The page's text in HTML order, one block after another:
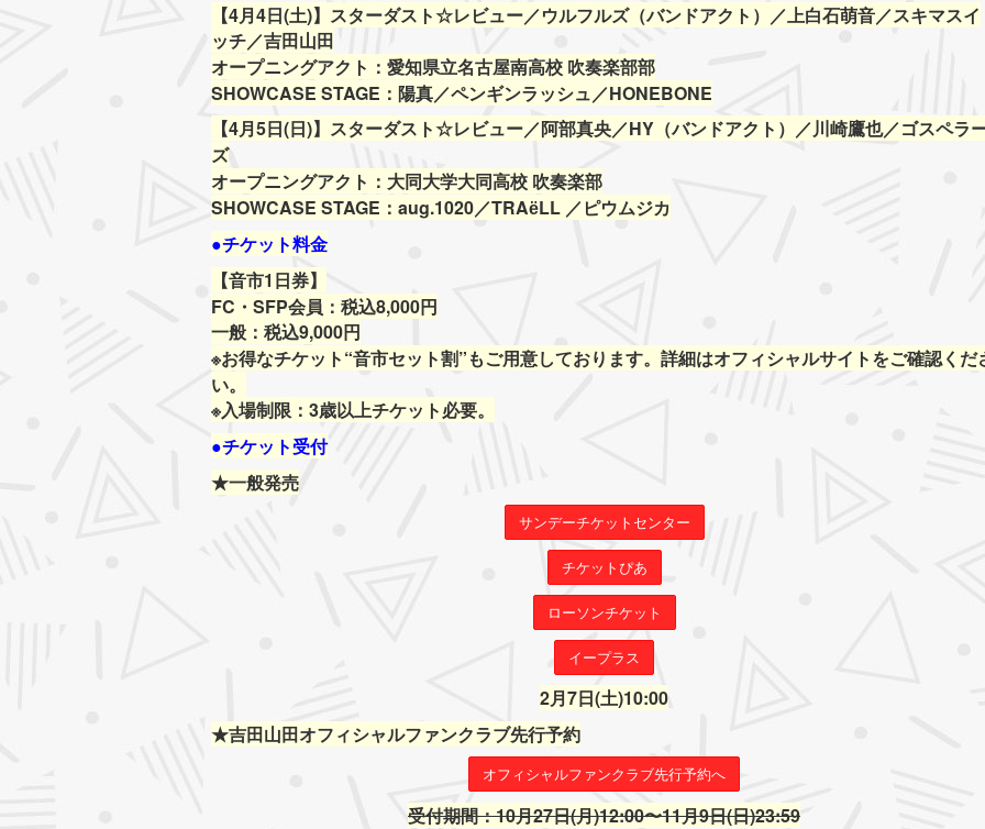
【4月4日(土)】スターダスト☆レビュー／ウルフルズ（バンドアクト）／上白石萌音／スキマスイ
ッチ／吉田山田
オープニングアクト：愛知県立名古屋南高校 吹奏楽部部
SHOWCASE STAGE：陽真／ペンギンラッシュ／HONEBONE
【4月5日(日)】スターダスト☆レビュー／阿部真央／HY（バンドアクト）／川崎鷹也／ゴスペラ
ズ
オープニングアクト：大同大学大同高校 吹奏楽部
SHOWCASE STAGE：aug.1020／TRAёLL ／ピウムジカ
●チケット料金
【音市1日券】
FC・SFP会員：税込8,000円
一般：税込9,000円
※お得なチケット“音市セット割”もご用意しております。詳細はオフィシャルサイトをご確認くだ
い。
※入場制限：3歳以上チケット必要。
●チケット受付
★一般発売
サンデーチケットセンター
チケットぴあ
ローソンチケット
イープラス
2月7日(土)10:00
★吉田山田オフィシャルファンクラブ先行予約
オフィシャルファンクラブ先行予約へ
受付期間：10月27日(月)12:00〜11月9日(日)23:59